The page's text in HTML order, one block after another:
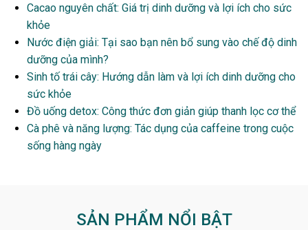
Cacao nguyên chất: Giá trị dinh dưỡng và lợi ích cho sức
khỏe
Nước điện giải: Tại sao bạn nên bổ sung vào chế độ dinh
dưỡng của mình?
Sinh tố trái cây: Hướng dẫn làm và lợi ích dinh dưỡng cho
sức khỏe
Đồ uống detox: Công thức đơn giản giúp thanh lọc cơ thể
Cà phê và năng lượng: Tác dụng của caffeine trong cuộc
sống hàng ngày
SẢN PHẨM NỔI BẬT